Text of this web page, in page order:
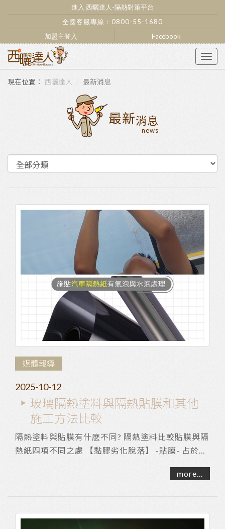
進入 西曬達人-隔熱對策平台
全國客服專線： 0800-55-1680
加盟主登入
Facebook
西曬達人 最新消息
最新消息
news
媒體報導
2025-10-12
玻璃隔熱塗料與隔熱貼膜和其他
施工方法比較
隔熱塗料與貼膜有什麽不同? 隔熱塗料比較貼膜與隔
熱紙四項不同之處 【黏膠劣化脫落】 -貼膜- 占於黏
more...